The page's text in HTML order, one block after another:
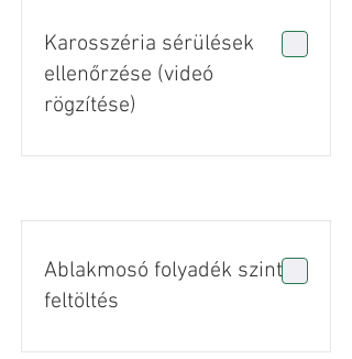
Karosszéria sérülések
ellenőrzése (videó
rögzítése)
Ablakmosó folyadék szint
feltöltés